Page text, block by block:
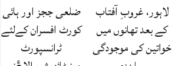
لاہور، غروبِ آفتاب
کے بعد تھانوں میں
خواتین کی موجودگی
ضلعی ججز اور ہائی
کورٹ افسران کےلئے
ٹرانسپورٹ